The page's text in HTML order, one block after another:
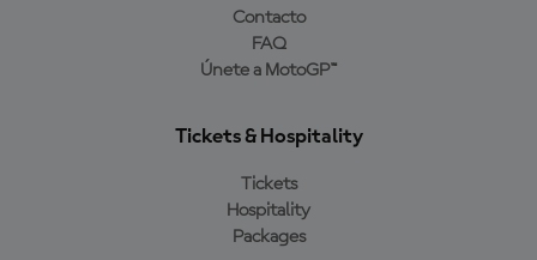
Contacto
FAQ
Únete a MotoGP™
Tickets & Hospitality
Tickets
Hospitality
Packages